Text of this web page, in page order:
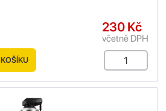
230 Kč
včetně DPH